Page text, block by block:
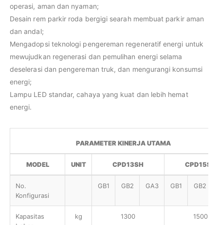
operasi, aman dan nyaman;
Desain rem parkir roda bergigi searah membuat parkir aman
dan andal;
Mengadopsi teknologi pengereman regeneratif energi untuk
mewujudkan regenerasi dan pemulihan energi selama
deselerasi dan pengereman truk, dan mengurangi konsumsi
energi;
Lampu LED standar, cahaya yang kuat dan lebih hemat
energi.
PARAMETER KINERJA UTAMA
MODEL UNIT CPD13SH CPD15SH
No.
Konfigurasi
GB1 GB2 GA3 GB1 GB2
Kapasitas
kg 1300 1500